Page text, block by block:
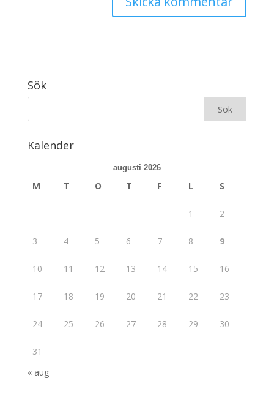
Sök
Kalender
augusti 2026
M T O T F L S
1 2
3 4 5 6 7 8 9
10 11 12 13 14 15 16
17 18 19 20 21 22 23
24 25 26 27 28 29 30
31
« aug